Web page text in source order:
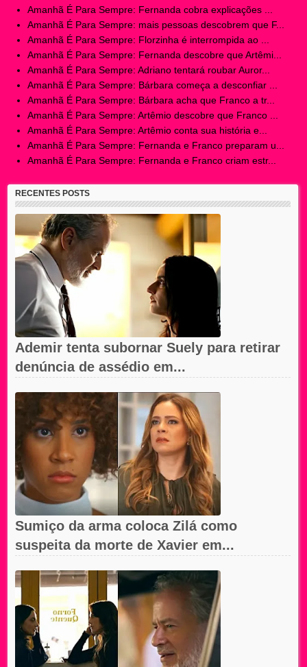
Amanhã É Para Sempre: Fernanda cobra explicações ...
Amanhã É Para Sempre: mais pessoas descobrem que F...
Amanhã É Para Sempre: Florzinha é interrompida ao ...
Amanhã É Para Sempre: Fernanda descobre que Artêmi...
Amanhã É Para Sempre: Adriano tentará roubar Auror...
Amanhã É Para Sempre: Bárbara começa a desconfiar ...
Amanhã É Para Sempre: Bárbara acha que Franco a tr...
Amanhã É Para Sempre: Artêmio descobre que Franco ...
Amanhã É Para Sempre: Artêmio conta sua história e...
Amanhã É Para Sempre: Fernanda e Franco preparam u...
Amanhã É Para Sempre: Fernanda e Franco criam estr...
RECENTES POSTS
Ademir tenta subornar Suely para retirar
denúncia de assédio em...
Sumiço da arma coloca Zilá como
suspeita da morte de Xavier em...